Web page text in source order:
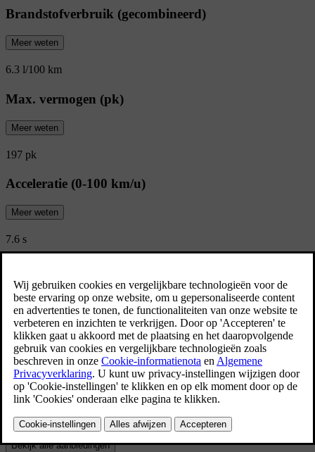
Brandstofverbruik (gecombineerd)
Meer weten
6.3 l/100 km
Max. vermogen (pk)
Meer weten
197 pk
Acceleratie (0-100 km/u)
Meer weten
7.6 s
143 g/km
Bekijk alle specificaties
Limited Edition
Ontdek de Volvo V60 Limited Editions
Ontdek de Volvo V60 Limited Editions beschikbaar voor zowel
particulieren als professionelen.
Bekijk alle aanbiedingen